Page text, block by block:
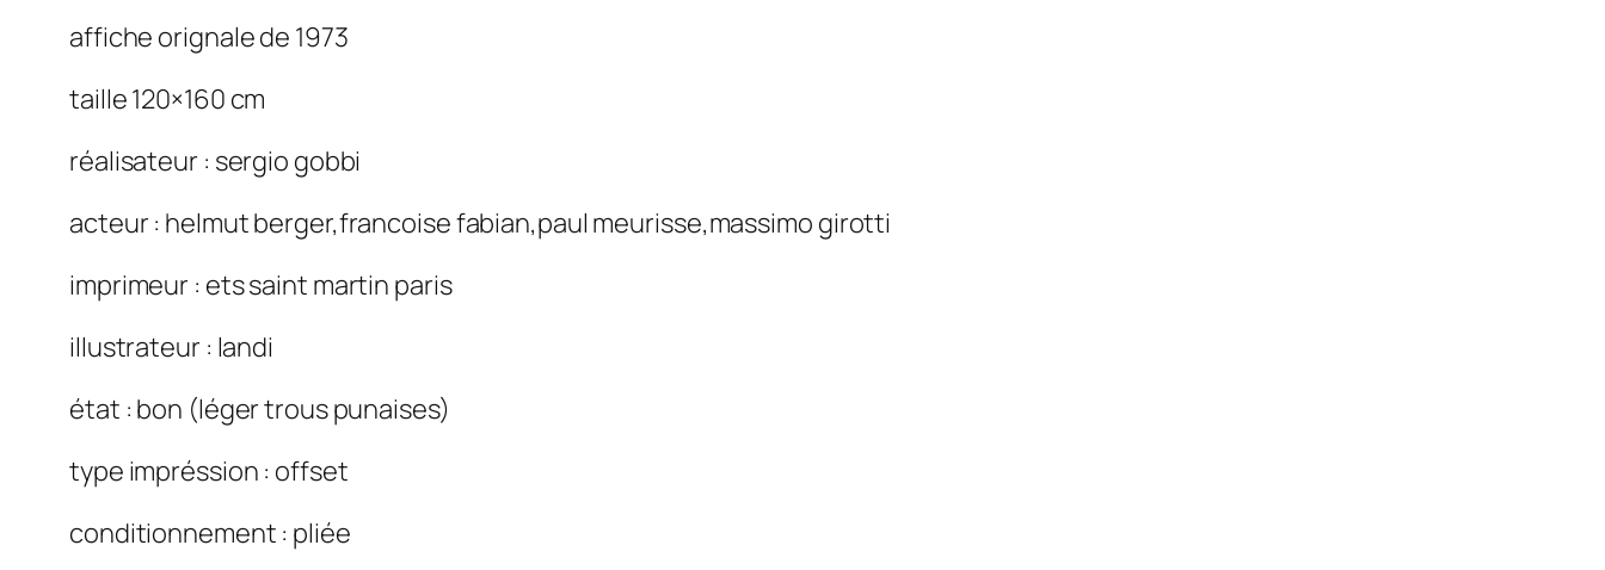
affiche orignale de 1973
taille 120×160 cm
réalisateur : sergio gobbi
acteur : helmut berger,francoise fabian,paul meurisse,massimo girotti
imprimeur : ets saint martin paris
illustrateur : landi
état : bon (léger trous punaises)
type impréssion : offset
conditionnement : pliée